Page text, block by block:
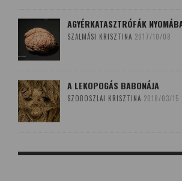
AGYÉRKATASZTRÓFÁK
SZALMÁSI KRISZTINA 2017/10/08
A LEKOPOGÁS BABONÁJA
SZOBOSZLAI KRISZTINA 2018/03/15